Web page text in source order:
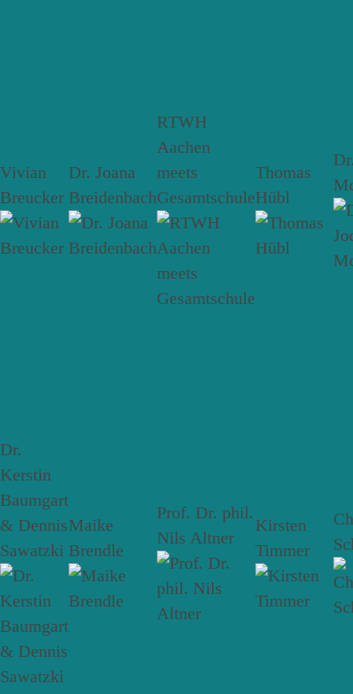
Vivian
Breucker
Dr. Joana
Breidenbach
RTWH
Aachen
meets
Gesamtschule
Thomas
Hübl
Dr.
Kerstin
Baumgart
& Dennis
Sawatzki
Maike
Brendle
Prof. Dr. phil.
Nils Altner
Kirsten
Timmer